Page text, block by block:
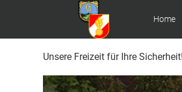
Home
Unsere Freizeit für Ihre Sicherheit!